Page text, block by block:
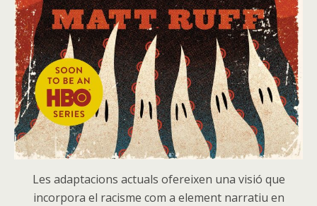
Les adaptacions actuals ofereixen una visió que
incorpora el racisme com a element narratiu en